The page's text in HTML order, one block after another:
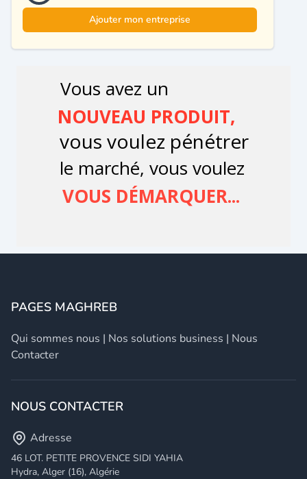
Ajouter mon entreprise
PAGES MAGHREB
Qui sommes nous | Nos solutions business | Nous
Contacter
NOUS CONTACTER
Adresse
46 LOT. PETITE PROVENCE SIDI YAHIA
Hydra, Alger (16), Algérie